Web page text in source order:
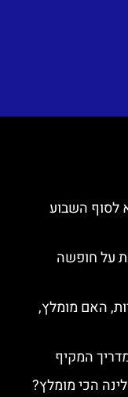
לסוף השבוע
על חופשה
האם מומלץ,
המקיף
הכי מומלץ?